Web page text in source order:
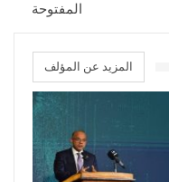
المفتوحة
المزيد عن المؤلف